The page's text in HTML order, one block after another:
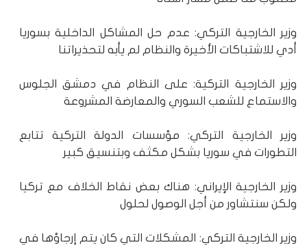
وزير الخارجية التركي: عدم حل المشاكل الداخلية بسوريا
أدي للاشتباكات الأخيرة والنظام لم يأبه لتحذيراتنا
وزير الخارجية التركية: على النظام في دمشق الجلوس
والاستماع للشعب السوري والمعارضة المشروعة
وزير الخارجية التركي: مؤسسات الدولة التركية تتابع
التطورات في سوريا بشكل مكثف وبتنسيق كبير
وزير الخارجية الإيراني: هناك بعض نقاط الخلاف مع تركيا
ولكن سنتشاور من أجل الوصول لحلول
وزير الخارجية التركي: المشكلات التي كان يتم إرجاؤها في